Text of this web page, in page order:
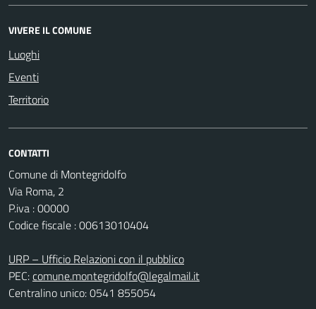
VIVERE IL COMUNE
Luoghi
Eventi
Territorio
CONTATTI
Comune di Montegridolfo
Via Roma, 2
P.iva : 00000
Codice fiscale : 00613010404
URP – Ufficio Relazioni con il pubblico
PEC:comune.montegridolfo@legalmail.it
Centralino unico: 0541 855054